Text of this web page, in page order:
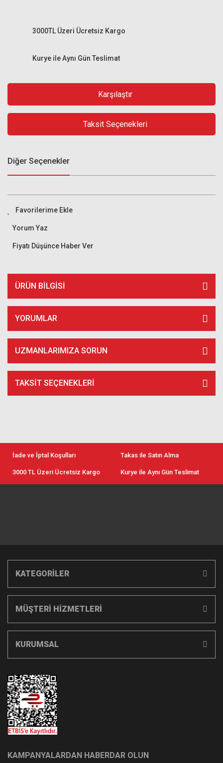
Kurye ile Aynı Gün Teslimat
3000TL Üzeri Ücretsiz Kargo
Karşılaştır
Taksit Seçenekleri
Diğer Seçenekler
Yorum Yaz
Fiyatı Düşünce Haber Ver
ÜRÜN BILGISI
YORUMLAR
UZMANLARIMIZA SORUN
TAKSIT SEÇENEKLERI
İade ve İptal Koşulları Takas ile Satın Alma
3000 TL Üzeri Ücretsiz Kargo Kurye ile Aynı Gün Teslimat
KATEGORİLER
MÜŞTERİ HİZMETLERİ
KURUMSAL
KAMPANYALARDAN HABERDAR OLUN